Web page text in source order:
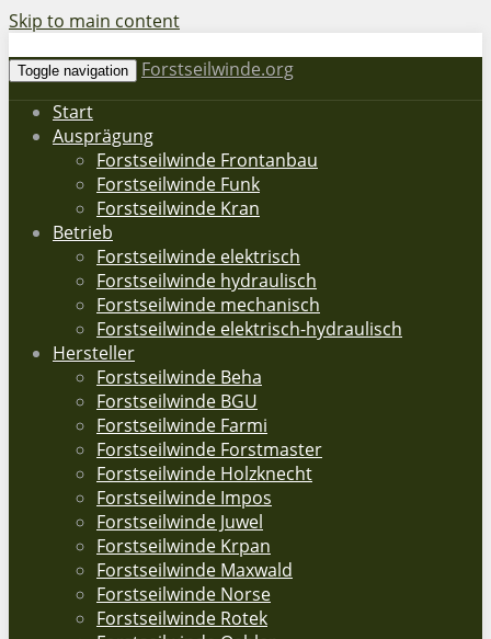
Skip to main content
Toggle navigation
Forstseilwinde.org
Start
Ausprägung
Forstseilwinde Frontanbau
Forstseilwinde Funk
Forstseilwinde Kran
Betrieb
Forstseilwinde elektrisch
Forstseilwinde hydraulisch
Forstseilwinde mechanisch
Forstseilwinde elektrisch-hydraulisch
Hersteller
Forstseilwinde Beha
Forstseilwinde BGU
Forstseilwinde Farmi
Forstseilwinde Forstmaster
Forstseilwinde Holzknecht
Forstseilwinde Impos
Forstseilwinde Juwel
Forstseilwinde Krpan
Forstseilwinde Maxwald
Forstseilwinde Norse
Forstseilwinde Rotek